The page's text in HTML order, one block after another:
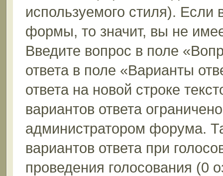
используемого стиля). Если
формы, то значит, вы не
Введите вопрос в поле
ответа в поле «Варианты
ответа на новой строке
вариантов ответа
администратором форума.
вариантов ответа при
проведения голосования (0